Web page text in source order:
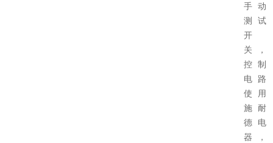
手动
测试
开
关，
控制
电路
使用
施耐
德电
器，